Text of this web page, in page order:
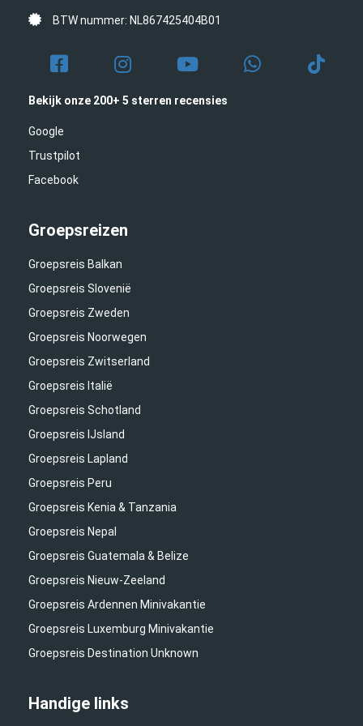
BTW nummer: NL867425404B01
Bekijk onze 200+ 5 sterren recensies
Google
Trustpilot
Facebook
Groepsreizen
Groepsreis Balkan
Groepsreis Slovenië
Groepsreis Zweden
Groepsreis Noorwegen
Groepsreis Zwitserland
Groepsreis Italië
Groepsreis Schotland
Groepsreis IJsland
Groepsreis Lapland
Groepsreis Peru
Groepsreis Kenia & Tanzania
Groepsreis Nepal
Groepsreis Guatemala & Belize
Groepsreis Nieuw-Zeeland
Groepsreis Ardennen Minivakantie
Groepsreis Luxemburg Minivakantie
Groepsreis Destination Unknown
Handige links